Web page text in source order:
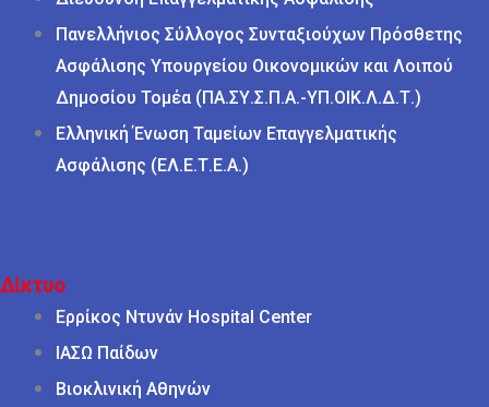
Πανελλήνιος Σύλλογος Συνταξιούχων Πρόσθετης
Ασφάλισης Υπουργείου Οικονομικών και Λοιπού
Δημοσίου Τομέα (ΠΑ.ΣΥ.Σ.Π.Α.-ΥΠ.ΟΙΚ.Λ.Δ.Τ.)
Ελληνική Ένωση Ταμείων Επαγγελματικής
Ασφάλισης (ΕΛ.Ε.Τ.Ε.Α.)
Δίκτυο
Ερρίκος Ντυνάν Hospital Center
ΙΑΣΩ Παίδων
Βιοκλινική Αθηνών